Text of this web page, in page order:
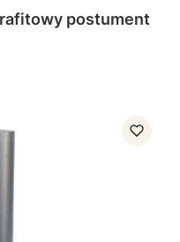
postument